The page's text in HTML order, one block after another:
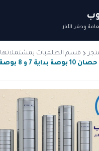
وحفر الآبار
قسم الطلمبات بمشتملاتها